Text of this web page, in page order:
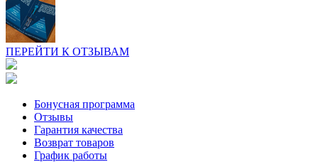
ПЕРЕЙТИ К ОТЗЫВАМ
Бонусная программа
Отзывы
Гарантия качества
Возврат товаров
График работы